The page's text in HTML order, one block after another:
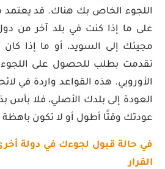
اللجوء الخاص بك هناك. قد يعتمد
على ما إذا كنت في بلد آخر من دول
مجيئك إلى السويد، أو ما إذا
تقدمت بطلب للحصول على اللجوء
الأوروبي. هذه القواعد واردة في
العودة إلى بلدك الأصلي، فلا
عودتك وقتًا أطول أو لا تكون باهظة
في حالة قبول لجوءك في دولة
القرار